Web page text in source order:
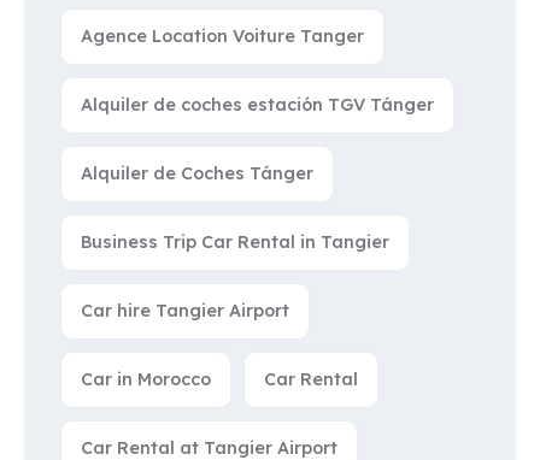
Agence Location Voiture Tanger
Alquiler de coches estación TGV Tánger
Alquiler de Coches Tánger
Business Trip Car Rental in Tangier
Car hire Tangier Airport
Car in Morocco Car Rental
Car Rental at Tangier Airport